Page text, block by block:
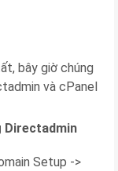
bây giờ chúng
và cPanel
Directadmin
Setup ->